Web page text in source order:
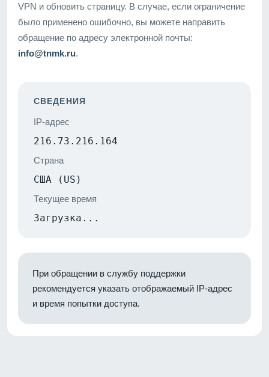
VPN и обновить страницу. В случае, если ограничение
было применено ошибочно, вы можете направить
обращение по адресу электронной почты:
info@tnmk.ru.
СВЕДЕНИЯ
IP-адрес
216.73.216.164
Страна
США (US)
Текущее время
Загрузка...
При обращении в службу поддержки
рекомендуется указать отображаемый IP-адрес
и время попытки доступа.